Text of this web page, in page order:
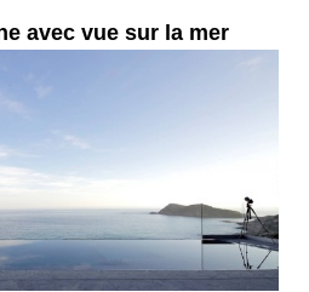
avec vue sur la mer